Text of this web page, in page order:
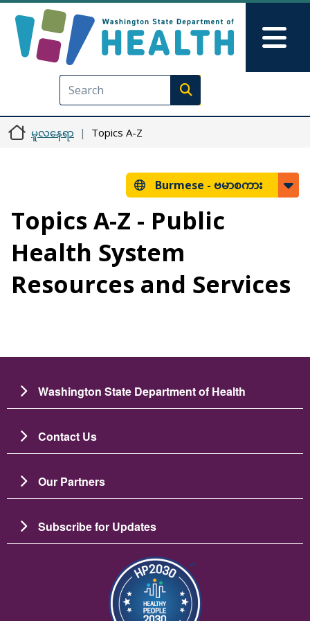
Execute search
မူလနေရာ Topics A-Z
Burmese - ဗမာစကား
Topics A-Z - Public
Health System
Resources and Services
Washington State Department of Health
Contact Us
Our Partners
Subscribe for Updates
ပုံရိပ်